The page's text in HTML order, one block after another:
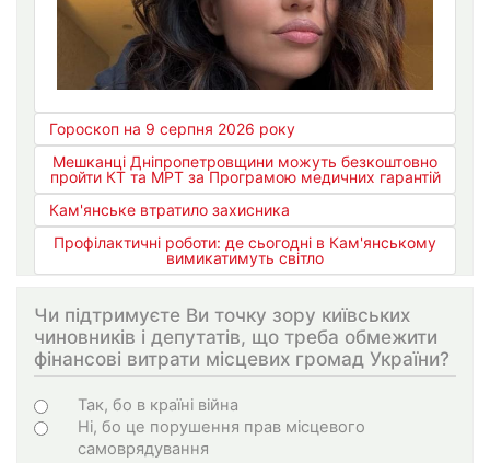
Гороскоп на 9 серпня 2026 року
Мешканці Дніпропетровщини можуть безкоштовно
пройти КТ та МРТ за Програмою медичних гарантій
Кам'янське втратило захисника
Профілактичні роботи: де сьогодні в Кам'янському
вимикатимуть світло
Чи підтримуєте Ви точку зору київських
чиновників і депутатів, що треба обмежити
фінансові витрати місцевих громад України?
Варіанти
Так, бо в країні війна
Ні, бо це порушення прав місцевого
самоврядування